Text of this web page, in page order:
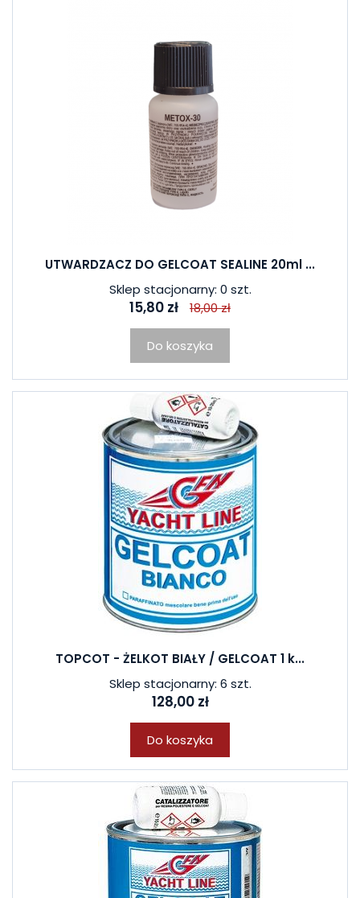
UTWARDZACZ DO GELCOAT SEALINE 20ml ...
Sklep stacjonarny: 0 szt.
15,80 zł 18,00 zł
Do koszyka
TOPCOT - ŻELKOT BIAŁY / GELCOAT 1 k...
Sklep stacjonarny: 6 szt.
128,00 zł
Do koszyka